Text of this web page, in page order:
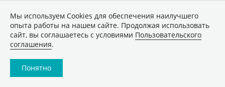
Мы используем Сookies для обеспечения наилучшего
опыта работы на нашем сайте. Продолжая использовать
сайт, вы соглашаетесь с условиями Пользовательского
соглашения.
Понятно